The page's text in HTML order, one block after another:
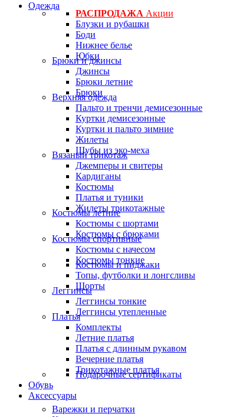
Одежда
РАСПРОДАЖА Акции
Блузки и рубашки
Боди
Нижнее белье
Юбки
Брюки и джинсы
Джинсы
Брюки летние
Брюки
Верхняя одежда
Пальто и тренчи демисезонные
Куртки демисезонные
Куртки и пальто зимние
Жилеты
Шубы из эко-меха
Вязаный трикотаж
Джемперы и свитеры
Кардиганы
Костюмы
Платья и туники
Жилеты трикотажные
Костюмы летние
Костюмы с шортами
Костюмы с брюками
Костюмы спортивные
Костюмы с начесом
Костюмы тонкие
Костюмы и пиджаки
Топы, футболки и лонгсливы
Шорты
Леггинсы
Леггинсы тонкие
Леггинсы утепленные
Платья
Комплекты
Летние платья
Платья с длинным рукавом
Вечерние платья
Трикотажные платья
Подарочные сертификаты
Обувь
Аксессуары
Варежки и перчатки